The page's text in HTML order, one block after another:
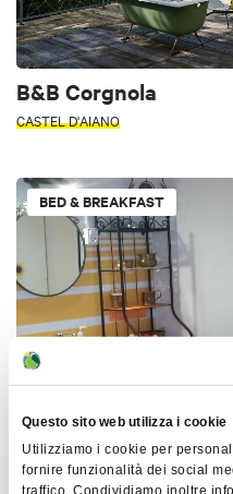
Questo sito web utilizza i cookie
Utilizziamo i cookie per
fornire funzionalità dei social
traffico. Condividiamo inoltre
B&B Corgnola
CASTEL D'AIANO
BED & BREAKFAST
A different style
SAN LAZZARO DI SAVENA